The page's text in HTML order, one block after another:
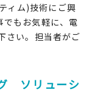
ィム)技術にご興
もお気軽に、電
さい。担当者がご
ソリューシ